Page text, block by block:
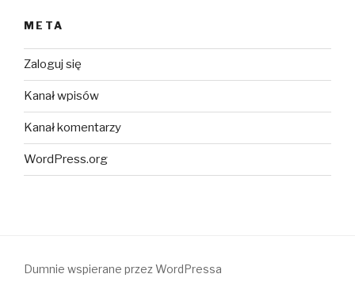
META
Zaloguj się
Kanał wpisów
Kanał komentarzy
WordPress.org
Dumnie wspierane przez WordPressa